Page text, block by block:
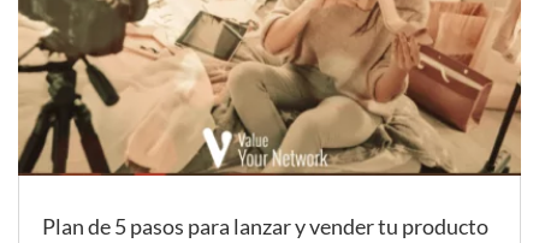
Plan de 5 pasos para lanzar y vender tu producto